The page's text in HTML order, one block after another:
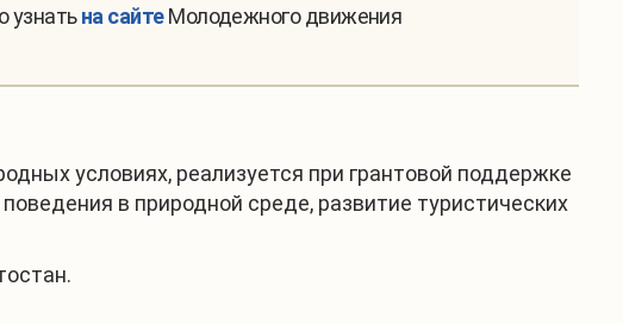
узнатьна сайтеМолодежного движения
условиях, реализуется при грантовой поддержке
в природной среде, развитие туристических